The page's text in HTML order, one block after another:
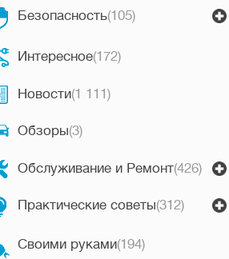
Безопасность(105)
Интересное(172)
Новости(1 111)
Обзоры(3)
Обслуживание и Ремонт(426)
Практические советы(312)
Своими руками(194)